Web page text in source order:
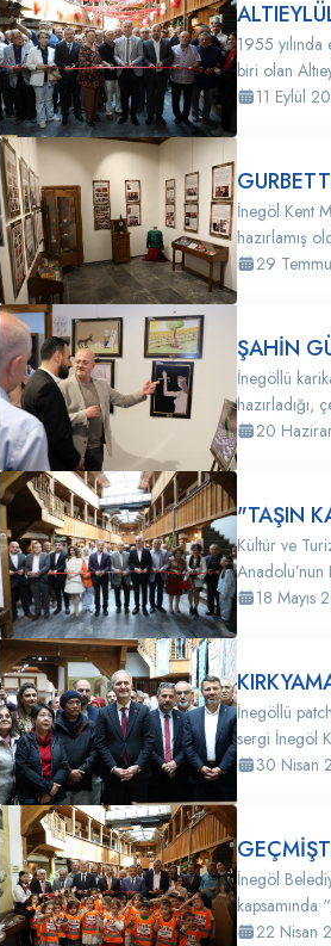
1955
biri olan
11 Eylül
İnegöl Kent
hazırlamış
29
ŞAHİN
İnegöllü
hazırladığı,
20
"TAŞIN
Kültür ve
Anadolu’nun
18 Mayıs
İnegöllü
sergi İnegöl
30 Nisan
İnegöl
22 Nisan